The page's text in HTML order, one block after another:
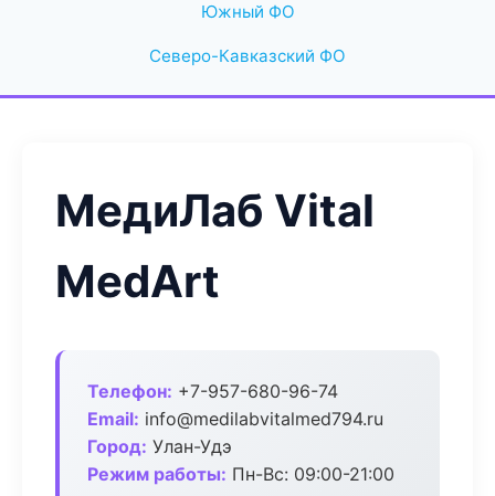
Южный ФО
Северо-Кавказский ФО
МедиЛаб Vital
MedArt
Телефон: +7-957-680-96-74
Email: info@medilabvitalmed794.ru
Город: Улан-Удэ
Режим работы: Пн-Вс: 09:00-21:00